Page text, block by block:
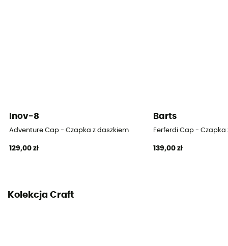
Inov-8
Adventure Cap - Czapka z daszkiem
129,00 zł
Barts
Ferferdi Cap - Czapka
139,00 zł
Kolekcja Craft